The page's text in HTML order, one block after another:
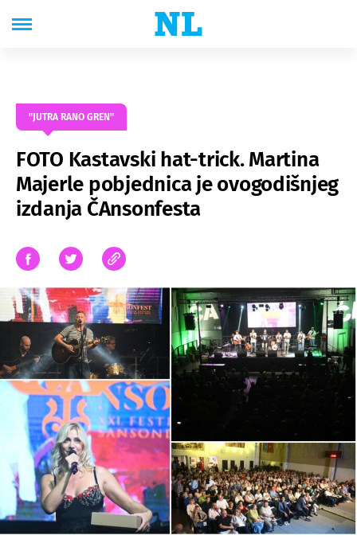
"JUTRA RANO GREN"
FOTO Kastavski hat-trick. Martina
Majerle pobjednica je ovogodišnjeg
izdanja ČAnsonfesta